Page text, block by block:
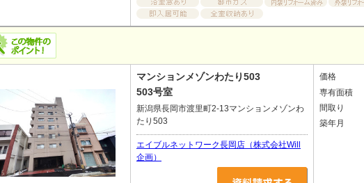
マンションメゾンわたり503
503号室
新潟県長岡市渡里町2-13マンションメゾンわ
たり503
エイブルネットワーク長岡店（株式会社Will
企画）
価格
専有面積
間取り
築年月